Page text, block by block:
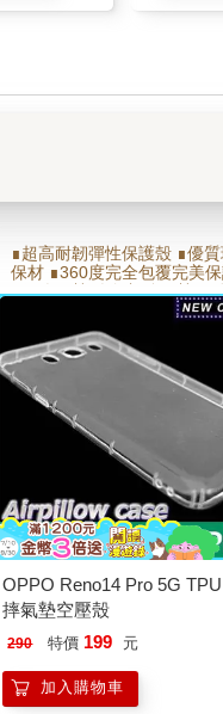
∎超高耐韌彈性保護殼 ∎優質
保材 ∎360度完全包覆完美
∎側邊氣墊,邊角加強氣墊 ∎
折能反覆拆卸不易變形
OPPO Reno14 Pro 5G
摔氣墊空壓殼
290 特價 199 元
加入購物車